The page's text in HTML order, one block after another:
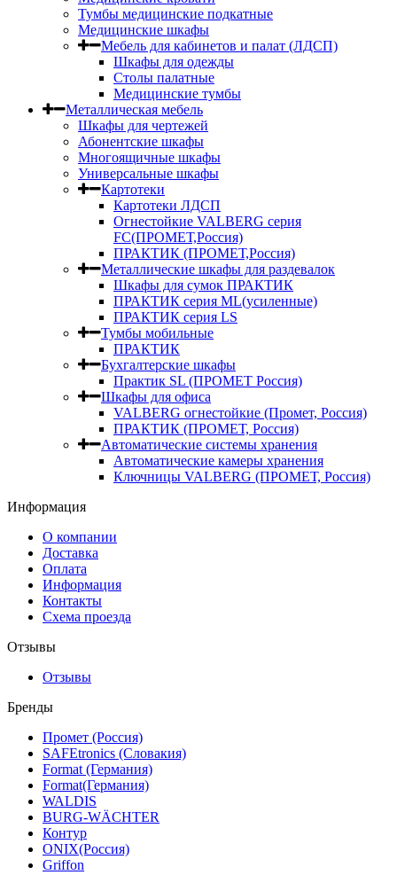
Тумбы медицинские подкатные
Медицинские шкафы
Мебель для кабинетов и палат (ЛДСП)
Шкафы для одежды
Столы палатные
Медицинские тумбы
Металлическая мебель
Шкафы для чертежей
Абонентские шкафы
Многоящичные шкафы
Универсальные шкафы
Картотеки
Картотеки ЛДСП
Огнестойкие VALBERG серия
FC(ПРОМЕТ,Россия)
ПРАКТИК (ПРОМЕТ,Россия)
Металлические шкафы для раздевалок
Шкафы для сумок ПРАКТИК
ПРАКТИК серия ML(усиленные)
ПРАКТИК серия LS
Тумбы мобильные
ПРАКТИК
Бухгалтерские шкафы
Практик SL (ПРОМЕТ Россия)
Шкафы для офиса
VALBERG огнестойкие (Промет, Россия)
ПРАКТИК (ПРОМЕТ, Россия)
Автоматические системы хранения
Автоматические камеры хранения
Ключницы VALBERG (ПРОМЕТ, Россия)
Информация
О компании
Доставка
Оплата
Информация
Контакты
Схема проезда
Отзывы
Отзывы
Бренды
Промет (Россия)
SAFEtronics (Словакия)
Format (Германия)
Format(Германия)
WALDIS
BURG-WÄCHTER
Контур
ONIX(Россия)
Griffon